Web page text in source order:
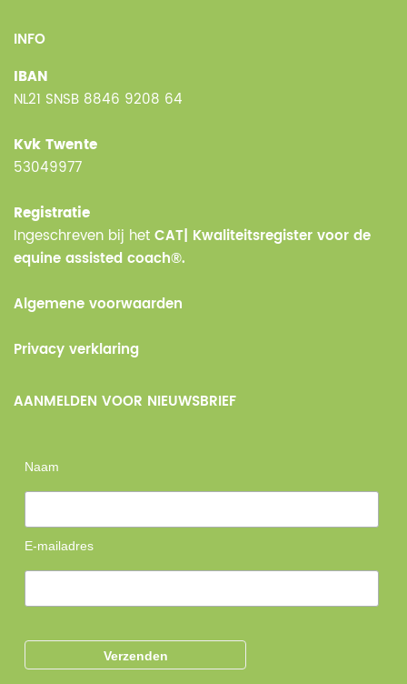
INFO
IBAN
NL21 SNSB 8846 9208 64
Kvk Twente
53049977
Registratie
Ingeschreven bij het CAT| Kwaliteitsregister voor de
equine assisted coach®.
Algemene voorwaarden
Privacy verklaring
AANMELDEN VOOR NIEUWSBRIEF
Naam
E-mailadres